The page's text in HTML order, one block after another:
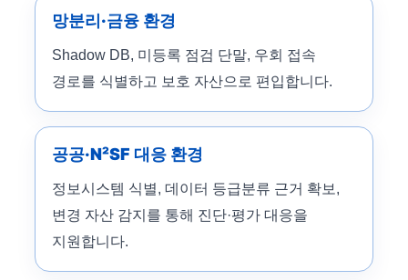
망분리·금융 환경
Shadow DB, 미등록 점검 단말, 우회 접속
경로를 식별하고 보호 자산으로 편입합니다.
공공·N²SF 대응 환경
정보시스템 식별, 데이터 등급분류 근거 확보,
변경 자산 감지를 통해 진단·평가 대응을
지원합니다.